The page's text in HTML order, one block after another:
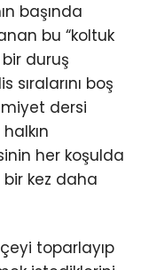
başında
bu “koltuk
duruş
boş
dersi
her koşulda
bir kez daha
toparlayıp